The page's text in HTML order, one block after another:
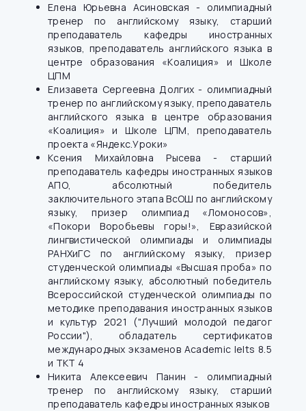
Елена Юрьевна Асиновская - олимпиадный
тренер по английскому языку, старший
преподаватель кафедры иностранных
языков, преподаватель английского языка в
центре образования «Коалиция» и Школе
ЦПМ
Елизавета Сергеевна Долгих - олимпиадный
тренер по английскому языку, преподаватель
английского языка в центре образования
«Коалиция» и Школе ЦПМ, преподаватель
проекта «Яндекс.Уроки»
Ксения Михайловна Рысева - старший
преподаватель кафедры иностранных языков
АПО, абсолютный победитель
заключительного этапа ВсОШ по английскому
языку, призер олимпиад «Ломоносов»,
«Покори Воробьевы горы!», Евразийской
лингвистической олимпиады и олимпиады
РАНХиГС по английскому языку, призер
студенческой олимпиады «Высшая проба» по
английскому языку, абсолютный победитель
Всероссийской студенческой олимпиады по
методике преподавания иностранных языков
и культур 2021 ("Лучший молодой педагог
России"), обладатель сертификатов
международных экзаменов Academic Ielts 8.5
и TKT 4
Никита Алексеевич Панин - олимпиадный
тренер по английскому языку, старший
преподаватель кафедры иностранных языков